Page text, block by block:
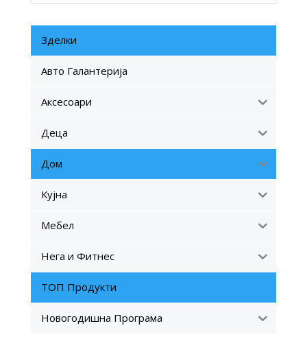
Зделки
Авто Галантерија
Аксесоари
Деца
Дом
Кујна
Мебел
Нега и Фитнес
ТОП Продукти
Новогодишна Програма